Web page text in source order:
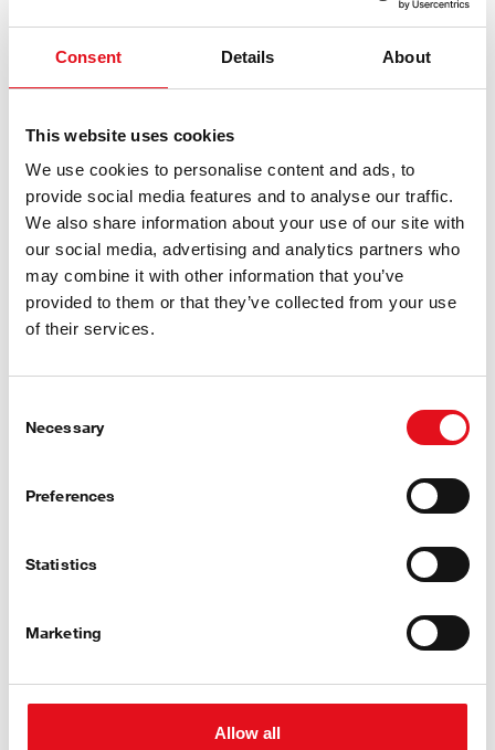
Consent Details About
This website uses cookies
We use cookies to personalise content and ads, to
provide social media features and to analyse our traffic.
We also share information about your use of our site with
our social media, advertising and analytics partners who
may combine it with other information that you’ve
provided to them or that they’ve collected from your use
of their services.
Selection
Necessary
Preferences
Statistics
Marketing
Allow all
Kočiona tečnost
Pogledajte proizvodnju febi
tečnosti i kvalitetan video